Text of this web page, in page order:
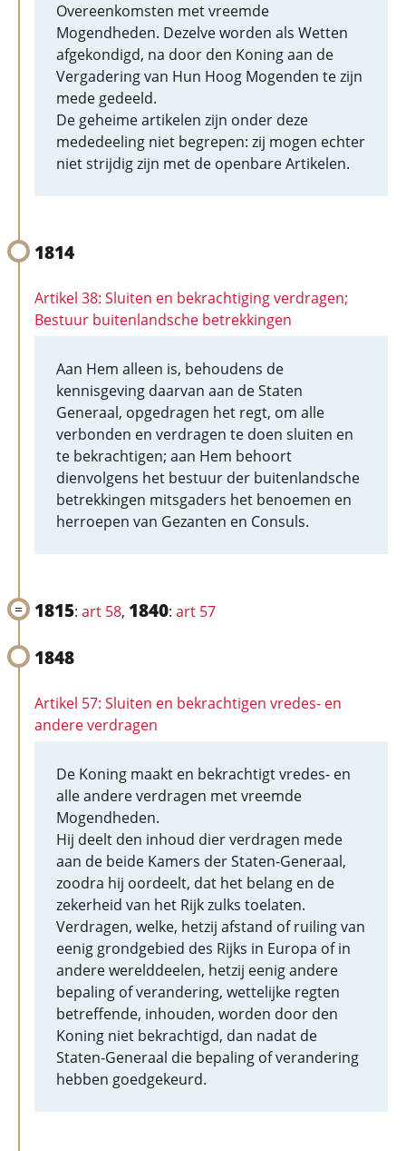
Overeenkomsten met vreemde
Mogendheden. Dezelve worden als Wetten
afgekondigd, na door den Koning aan de
Vergadering van Hun Hoog Mogenden te zijn
mede gedeeld.
De geheime artikelen zijn onder deze
mededeeling niet begrepen: zij mogen echter
niet strijdig zijn met de openbare Artikelen.
1814
Artikel 38: Sluiten en bekrachtiging verdragen;
Bestuur buitenlandsche betrekkingen
Aan Hem alleen is, behoudens de
kennisgeving daarvan aan de Staten
Generaal, opgedragen het regt, om alle
verbonden en verdragen te doen sluiten en
te bekrachtigen; aan Hem behoort
dienvolgens het bestuur der buitenlandsche
betrekkingen mitsgaders het benoemen en
herroepen van Gezanten en Consuls.
1815: art 58, 1840: art 57
1848
Artikel 57: Sluiten en bekrachtigen vredes- en
andere verdragen
De Koning maakt en bekrachtigt vredes- en
alle andere verdragen met vreemde
Mogendheden.
Hij deelt den inhoud dier verdragen mede
aan de beide Kamers der Staten-Generaal,
zoodra hij oordeelt, dat het belang en de
zekerheid van het Rijk zulks toelaten.
Verdragen, welke, hetzij afstand of ruiling van
eenig grondgebied des Rijks in Europa of in
andere werelddeelen, hetzij eenig andere
bepaling of verandering, wettelijke regten
betreffende, inhouden, worden door den
Koning niet bekrachtigd, dan nadat de
Staten-Generaal die bepaling of verandering
hebben goedgekeurd.